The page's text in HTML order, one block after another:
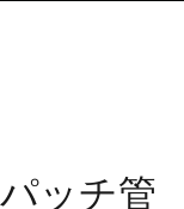
ッチ管